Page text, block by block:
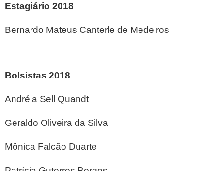
Estagiário 2018
Bernardo Mateus Canterle de Medeiros
Bolsistas 2018
Andréia Sell Quandt
Geraldo Oliveira da Silva
Mônica Falcão Duarte